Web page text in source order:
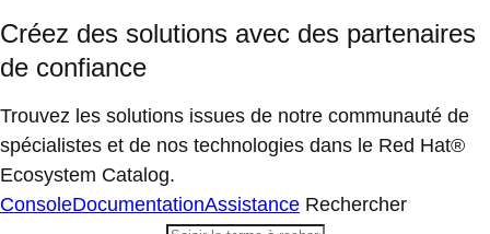
Créez des solutions avec des partenaires
de confiance
Trouvez les solutions issues de notre communauté de
spécialistes et de nos technologies dans le Red Hat®
Ecosystem Catalog.
ConsoleDocumentationAssistance Rechercher